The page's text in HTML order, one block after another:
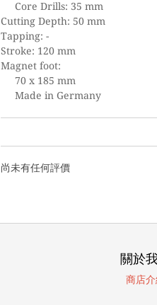
Core Drills: 35 mm
Cutting Depth: 50 mm
Tapping: -
Stroke: 120 mm
Magnet foot:
70 x 185 mm
Made in Germany
尚未有任何評價
關於
商店